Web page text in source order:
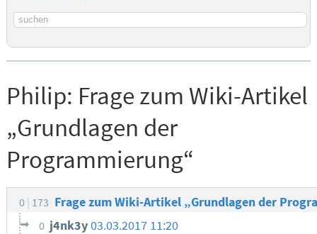
Suchbegriff
Philip: Frage zum Wiki-Artikel
„Grundlagen der
Programmierung“
0 173 Frage zum Wiki-Artikel „Grundlagen der
0 j4nk3y03.03.2017 11:20